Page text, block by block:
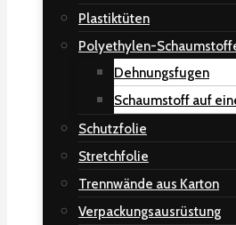
Plastiktüten
Polyethylen-
Dehnungsfugen
Schaumstoff auf
Schutzfolie
Stretchfolie
Trennwände aus Karton
Verpackungsausrüstung